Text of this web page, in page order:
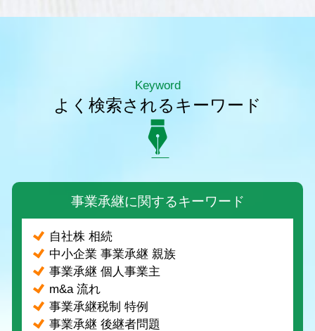
Keyword
よく検索されるキーワード
事業承継に関するキーワード
自社株 相続
中小企業 事業承継 親族
事業承継 個人事業主
m&a 流れ
事業承継税制 特例
事業承継 後継者問題